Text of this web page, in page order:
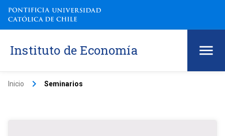
Instituto de Economía
Inicio keyboard_arrow_right Seminarios